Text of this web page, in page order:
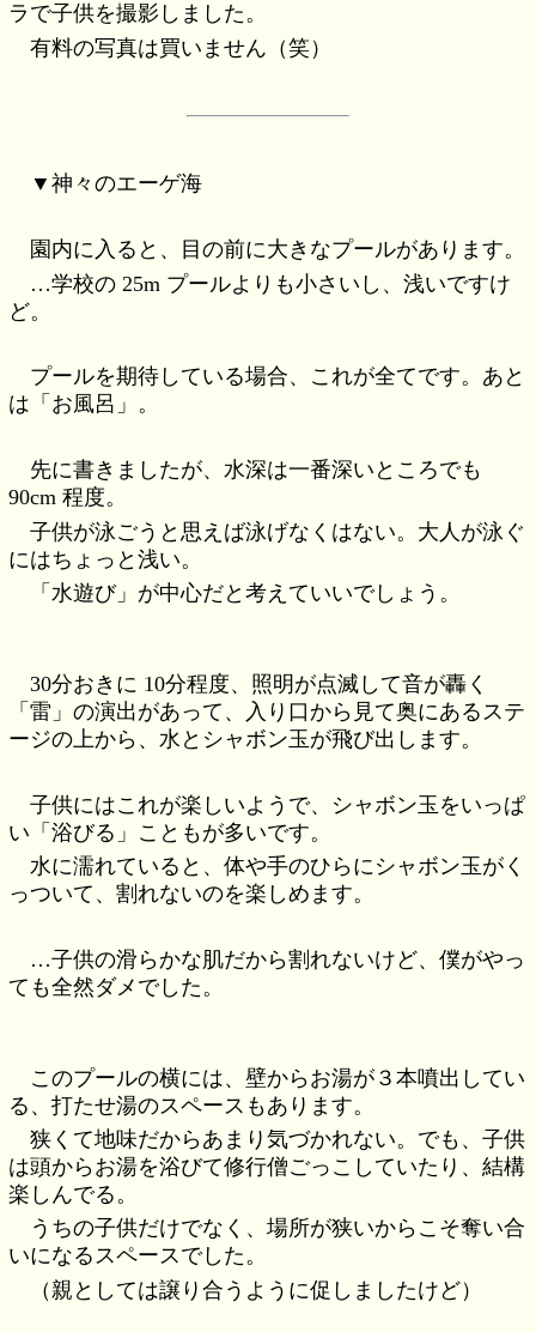
ラで子供を撮影しました。
有料の写真は買いません（笑）
▼神々のエーゲ海
園内に入ると、目の前に大きなプールがあります。
…学校の 25m プールよりも小さいし、浅いですけ
ど。
プールを期待している場合、これが全てです。あと
は「お風呂」。
先に書きましたが、水深は一番深いところでも
90cm 程度。
子供が泳ごうと思えば泳げなくはない。大人が泳ぐ
にはちょっと浅い。
「水遊び」が中心だと考えていいでしょう。
30分おきに 10分程度、照明が点滅して音が轟く
「雷」の演出があって、入り口から見て奥にあるステ
ージの上から、水とシャボン玉が飛び出します。
子供にはこれが楽しいようで、シャボン玉をいっぱ
い「浴びる」こともが多いです。
水に濡れていると、体や手のひらにシャボン玉がく
っついて、割れないのを楽しめます。
…子供の滑らかな肌だから割れないけど、僕がやっ
ても全然ダメでした。
このプールの横には、壁からお湯が３本噴出してい
る、打たせ湯のスペースもあります。
狭くて地味だからあまり気づかれない。でも、子供
は頭からお湯を浴びて修行僧ごっこしていたり、結構
楽しんでる。
うちの子供だけでなく、場所が狭いからこそ奪い合
いになるスペースでした。
（親としては譲り合うように促しましたけど）